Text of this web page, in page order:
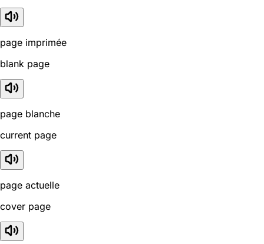
page imprimée
blank page
page blanche
current page
page actuelle
cover page